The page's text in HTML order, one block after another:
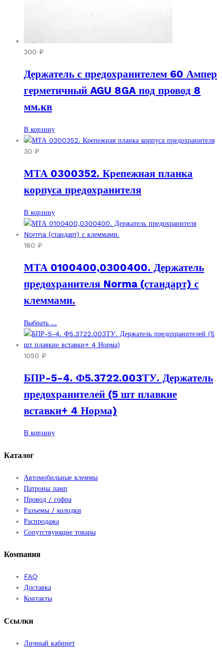
300 ₽
Держатель с предохранителем 60 Ампер
герметичный AGU 8GA под провод 8
мм.кв
В корзину
30 ₽
МТА 0300352. Крепежная планка
корпуса предохранителя
В корзину
180 ₽
МТА 0100400,0300400. Держатель
предохранителя Norma (стандарт) с
клеммами.
Выбрать ...
товар
имеет
Опции
выбрать
на
1050 ₽
БПР-5-4. Ф5.3722.003ТУ. Держатель
предохранителей (5 шт плавкие
вставки+ 4 Норма)
В корзину
Каталог
Автомобильные клеммы
Патроны ламп
Провод / гофра
Разъемы / колодки
Распродажа
Сопутствующие товары
Компания
FAQ
Доставка
Контакты
Ссылки
Личный кабинет